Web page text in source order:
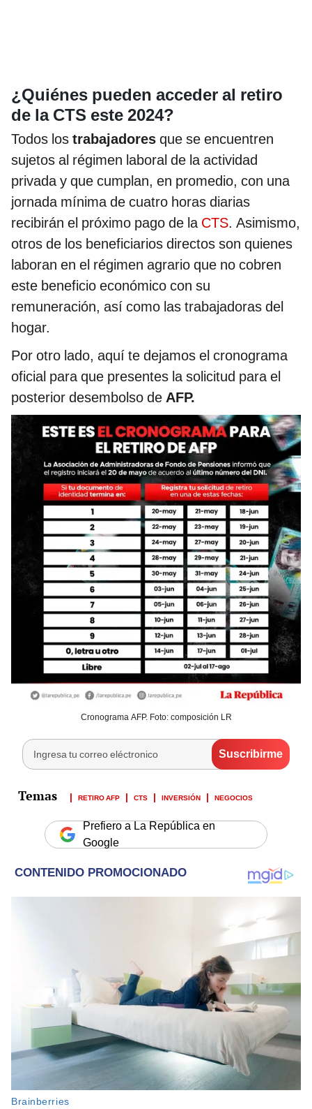
¿Quiénes pueden acceder al retiro
de la CTS este 2024?
Todos los trabajadores que se encuentren
sujetos al régimen laboral de la actividad
privada y que cumplan, en promedio, con una
jornada mínima de cuatro horas diarias
recibirán el próximo pago de la CTS. Asimismo,
otros de los beneficiarios directos son quienes
laboran en el régimen agrario que no cobren
este beneficio económico con su
remuneración, así como las trabajadoras del
hogar.
Por otro lado, aquí te dejamos el cronograma
oficial para que presentes la solicitud para el
posterior desembolso de AFP.
Cronograma AFP. Foto: composición LR
RETIRO AFP CTS INVERSIÓN NEGOCIOS
Prefiero a La República en
Google